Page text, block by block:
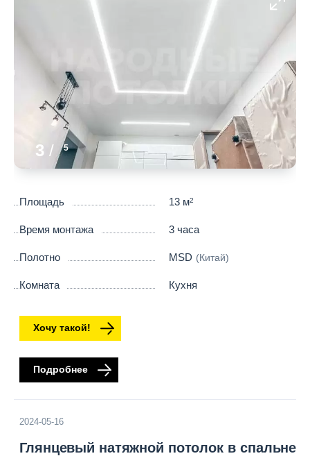
3 / 5
Площадь 13 м2
Время монтажа 3 часа
Полотно MSD (Китай)
Комната Кухня
Хочу такой!
Подробнее
2024-05-16
Глянцевый натяжной потолок в спальне